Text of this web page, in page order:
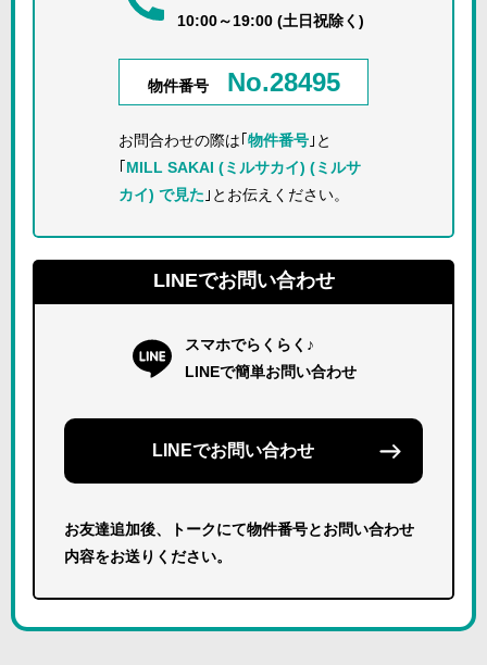
10:00～19:00 (土日祝除く)
物件番号 No.28495
お問合わせの際は｢ 物件番号 ｣と
MILL SAKAI (ミルサカイ) (ミルサ
カイ) で見た ｣とお伝えください。
LINEでお問い合わせ
スマホでらくらく♪
LINEで簡単お問い合わせ
LINEでお問い合わせ
お友達追加後、トークにて物件番号とお問い合わせ
内容をお送りください。